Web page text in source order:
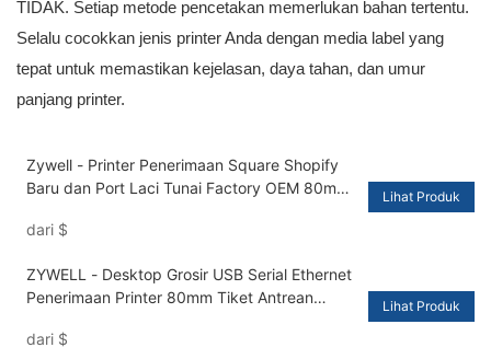
TIDAK. Setiap metode pencetakan memerlukan bahan tertentu.
Selalu cocokkan jenis printer Anda dengan media label yang
tepat untuk memastikan kejelasan, daya tahan, dan umur
panjang printer.
Zywell - Printer Penerimaan Square Shopify
Baru dan Port Laci Tunai Factory OEM 80mm
dari $
Lihat Produk
ZYWELL - Desktop Grosir USB Serial Ethernet
Penerimaan Printer 80mm Tiket Antrean
dari $
Lihat Produk